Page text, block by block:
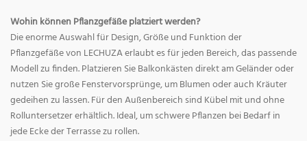
Wohin können Pflanzgefäße platziert werden?
Die enorme Auswahl für Design, Größe und Funktion der
Pflanzgefäße von LECHUZA erlaubt es für jeden Bereich, das passende
Modell zu finden. Platzieren Sie Balkonkästen direkt am Geländer oder
nutzen Sie große Fenstervorsprünge, um Blumen oder auch Kräuter
gedeihen zu lassen. Für den Außenbereich sind Kübel mit und ohne
Rolluntersetzer erhältlich. Ideal, um schwere Pflanzen bei Bedarf in
jede Ecke der Terrasse zu rollen.